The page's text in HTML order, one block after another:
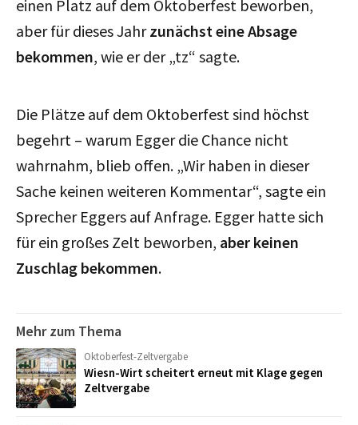
einen Platz auf dem Oktoberfest beworben,
aber für dieses Jahrzunächst eine Absage
bekommen, wie er der „tz“ sagte.
Die Plätze auf dem Oktoberfest sind höchst
begehrt – warum Egger die Chance nicht
wahrnahm, blieb offen. „Wir haben in dieser
Sache keinen weiteren Kommentar“, sagte ein
Sprecher Eggers auf Anfrage. Egger hatte sich
für ein großes Zelt beworben, aber keinen
Zuschlag bekommen.
Mehr zum Thema
Oktoberfest-Zeltvergabe
Wiesn-Wirt scheitert erneut mit Klage gegen
Zeltvergabe